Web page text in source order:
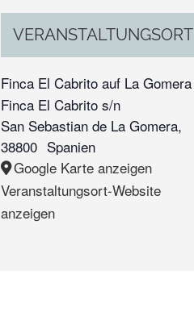
VERANSTALTUNGSORT
Finca El Cabrito auf La Gomera
Finca El Cabrito s/n
San Sebastian de La Gomera,
38800 Spanien
Google Karte anzeigen
Veranstaltungsort-Website
anzeigen